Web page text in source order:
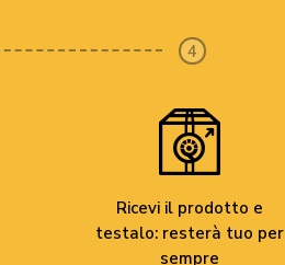
4
Ricevi il prodotto e
testalo: resterà tuo per
sempre